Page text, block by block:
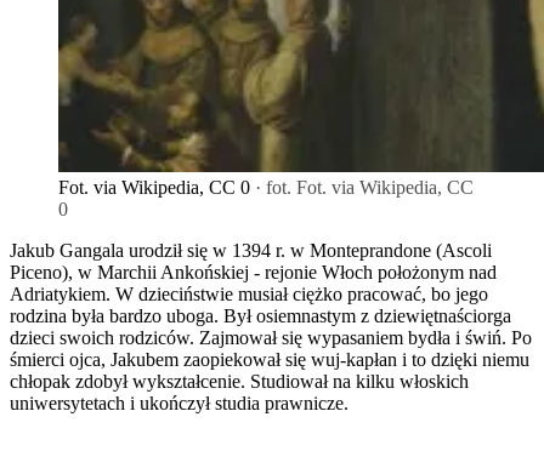
Fot. via Wikipedia, CC 0 · fot. Fot. via Wikipedia, CC
0
Jakub Gangala urodził się w 1394 r. w Monteprandone (Ascoli
Piceno), w Marchii Ankońskiej - rejonie Włoch położonym nad
Adriatykiem. W dzieciństwie musiał ciężko pracować, bo jego
rodzina była bardzo uboga. Był osiemnastym z dziewiętnaściorga
dzieci swoich rodziców. Zajmował się wypasaniem bydła i świń. Po
śmierci ojca, Jakubem zaopiekował się wuj-kapłan i to dzięki niemu
chłopak zdobył wykształcenie. Studiował na kilku włoskich
uniwersytetach i ukończył studia prawnicze.